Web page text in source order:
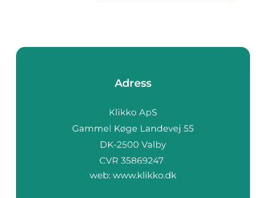
Adress
web: www.klikko.dk